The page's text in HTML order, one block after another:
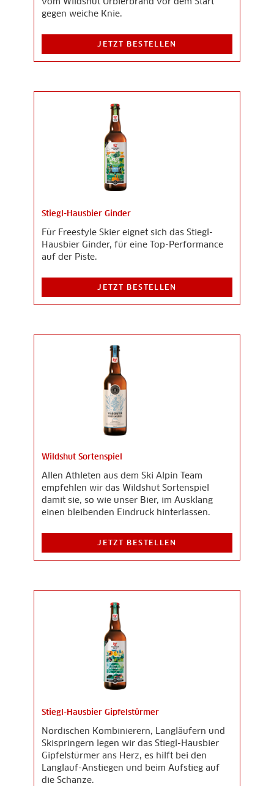
gegen weiche Knie.
JETZT BESTELLEN
Stiegl-Hausbier Ginder
Für Freestyle Skier eignet sich das Stiegl-
Hausbier Ginder, für eine Top-Performance
auf der Piste.
JETZT BESTELLEN
Wildshut Sortenspiel
Allen Athleten aus dem Ski Alpin Team
empfehlen wir das Wildshut Sortenspiel
damit sie, so wie unser Bier, im Ausklang
einen bleibenden Eindruck hinterlassen.
JETZT BESTELLEN
Stiegl-Hausbier Gipfelstürmer
Nordischen Kombinierern, Langläufern und
Skispringern legen wir das Stiegl-Hausbier
Gipfelstürmer ans Herz, es hilft bei den
Langlauf-Anstiegen und beim Aufstieg auf
die Schanze.